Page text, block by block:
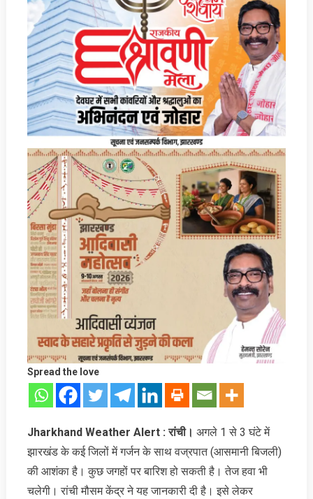
Spread the love
Jharkhand Weather Alert : रांची। अगले 1 से 3 घंटे में
झारखंड के कई जिलों में गर्जन के साथ वज्रपात (आसमानी बिजली)
की आशंका है। कुछ जगहों पर बारिश हो सकती है। तेज हवा भी
चलेगी। रांची मौसम केंद्र ने यह जानकारी दी है। इसे लेकर